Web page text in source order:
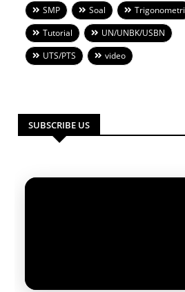
SMP
Soal
Trigonometri
Tutorial
UN/UNBK/USBN
UTS/PTS
video
SUBSCRIBE US